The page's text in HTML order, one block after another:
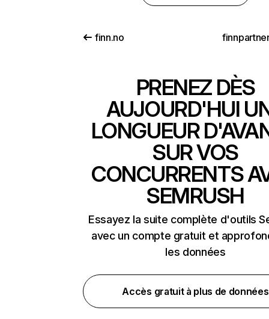
finn.no
PRENEZ DÈS
AUJOURD'HUI
LONGUEUR
SUR VOS
CONCURRENTS
SEMRUSH
Essayez la suite complète d'outils
avec un compte gratuit et
les données
Accès gratuit à plus de données